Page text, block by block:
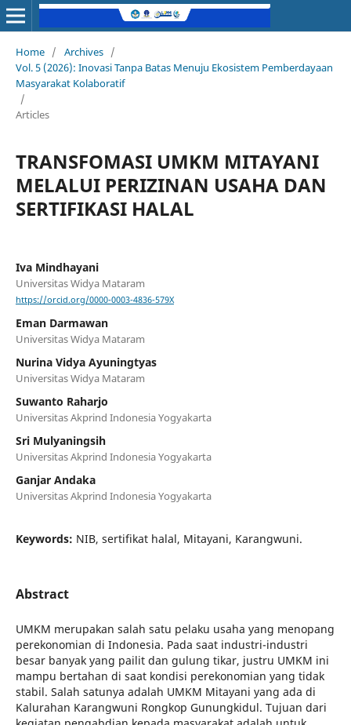
Home / Archives /
Vol. 5 (2026): Inovasi Tanpa Batas Menuju Ekosistem Pemberdayaan
Masyarakat Kolaboratif
/
Articles
TRANSFOMASI UMKM MITAYANI
MELALUI PERIZINAN USAHA DAN
SERTIFIKASI HALAL
Iva Mindhayani
Universitas Widya Mataram
https://orcid.org/0000-0003-4836-579X
Eman Darmawan
Universitas Widya Mataram
Nurina Vidya Ayuningtyas
Universitas Widya Mataram
Suwanto Raharjo
Universitas Akprind Indonesia Yogyakarta
Sri Mulyaningsih
Universitas Akprind Indonesia Yogyakarta
Ganjar Andaka
Universitas Akprind Indonesia Yogyakarta
Keywords: NIB, sertifikat halal, Mitayani, Karangwuni.
Abstract
UMKM merupakan salah satu pelaku usaha yang menopang
perekonomian di Indonesia. Pada saat industri-industri
besar banyak yang pailit dan gulung tikar, justru UMKM ini
mampu bertahan di saat kondisi perekonomian yang tidak
stabil. Salah satunya adalah UMKM Mitayani yang ada di
Kalurahan Karangwuni Rongkop Gunungkidul. Tujuan dari